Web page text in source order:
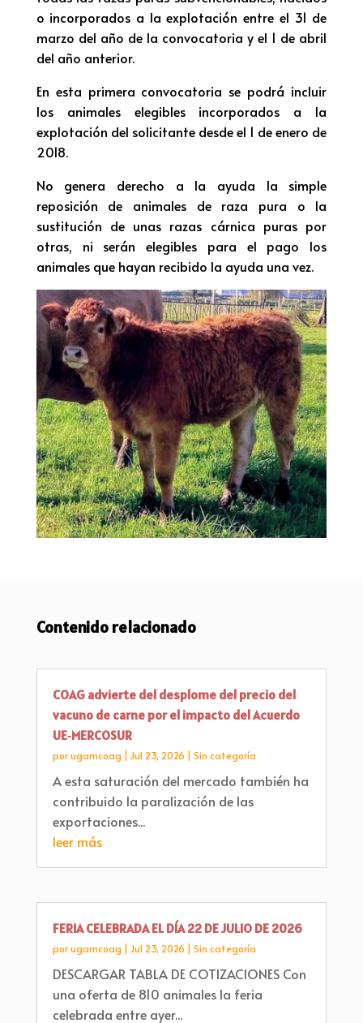
o incorporados a la explotación entre el 31 de
marzo del año de la convocatoria y el 1 de abril
del año anterior.
En esta primera convocatoria se podrá incluir
los animales elegibles incorporados a la
explotación del solicitante desde el 1 de enero de
2018.
No genera derecho a la ayuda la simple
reposición de animales de raza pura o la
sustitución de unas razas cárnica puras por
otras, ni serán elegibles para el pago los
animales que hayan recibido la ayuda una vez.
Contenido relacionado
COAG advierte del desplome del precio del
vacuno de carne por el impacto del Acuerdo
UE‑MERCOSUR
porugamcoag Jul 23, 2026 Sin categoría
A esta saturación del mercado también ha
contribuido la paralización de las
exportaciones...
leer más
FERIA CELEBRADA EL DÍA 22 DE JULIO DE 2026
porugamcoag | Jul 23, 2026 | Sin categoría
DESCARGAR TABLA DE COTIZACIONES Con
una oferta de 810 animales la feria
celebrada entre ayer...